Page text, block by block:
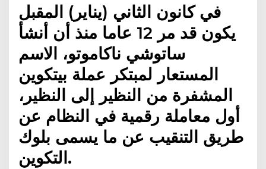
في كانون الثاني (يناير) المقبل
يكون قد مر 12 عاما منذ أن أنشأ
ساتوشي ناكاموتو، الاسم
المستعار لمبتكر عملة بيتكوين
المشفرة من النظير إلى النظير،
أول معاملة رقمية في النظام عن
طريق التنقيب عن ما يسمى بلوك
التكوين.